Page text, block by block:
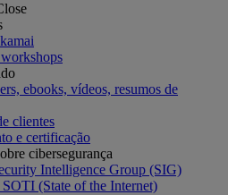
ebooks, vídeos, resumos de
clientes
e certificação
cibersegurança
Intelligence Group (SIG)
(State of the Internet)